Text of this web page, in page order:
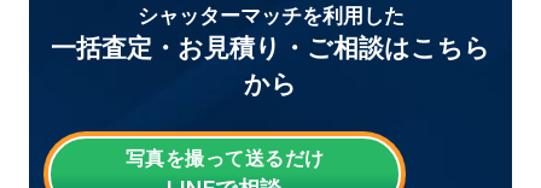
シャッターマッチを利用した
一括査定・お見積り・ご相談はこちら
から
写真を撮って送るだけ